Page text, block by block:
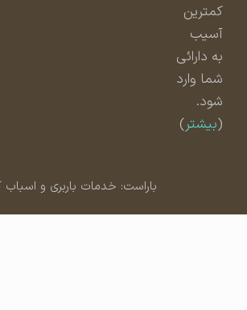
کمترین
آسیب
به دارائی
شما وارد
شود.
بیشتر)
باراست: خدمات باربری و اسباب کشی